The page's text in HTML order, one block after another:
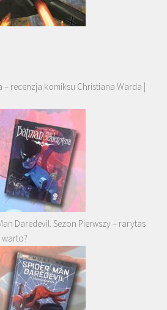
– recenzja komiksu Christiana Warda |
Daredevil. Sezon Pierwszy – rarytas